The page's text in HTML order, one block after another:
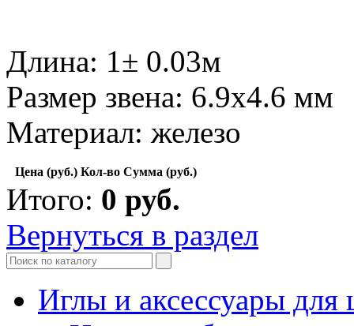
Длина: 1± 0.03м
Размер звена: 6.9x4.6 мм
Материал: железо
Цена (руб.) Кол-во Сумма (руб.)
Итого: 0 руб.
Вернуться в раздел
Иглы и аксессуары